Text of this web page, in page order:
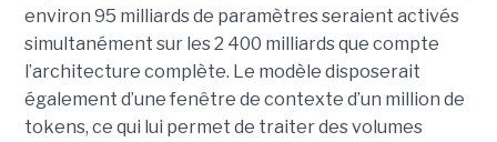
environ 95 milliards de paramètres seraient activés
simultanément sur les 2 400 milliards que compte
l’architecture complète. Le modèle disposerait
également d’une fenêtre de contexte d’un million de
tokens, ce qui lui permet de traiter des volumes